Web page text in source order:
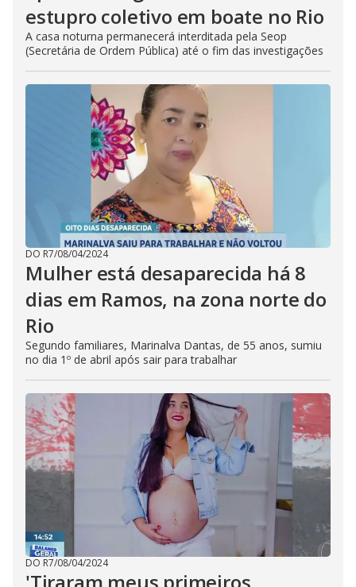
estupro coletivo em boate no Rio
A casa noturna permanecerá interditada pela Seop
(Secretária de Ordem Pública) até o fim das investigações
DO R7/08/04/2024
Mulher está desaparecida há 8
dias em Ramos, na zona norte do
Rio
Segundo familiares, Marinalva Dantas, de 55 anos, sumiu
no dia 1º de abril após sair para trabalhar
DO R7/08/04/2024